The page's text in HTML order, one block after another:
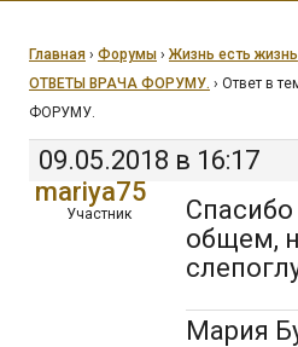
Главная › Форумы › Жизнь есть жизнь
ОТВЕТЫ ВРАЧА ФОРУМУ. › Ответ в
ФОРУМУ.
09.05.2018 в 16:17
mariya75
Участник
общем,
Мария